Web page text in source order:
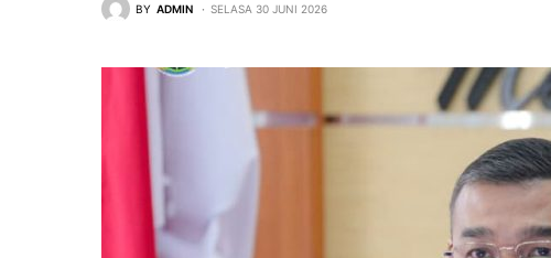
BY ADMIN SELASA 30 JUNI 2026